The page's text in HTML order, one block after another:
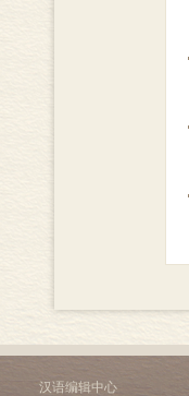
汉语编辑中心